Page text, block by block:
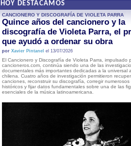
HOY DESTACAMOS
CANCIONERO Y DISCOGRAFÍA DE VIOLETA PARRA
Quince años del cancionero y la
discografía de Violeta Parra, el
que ayudó a ordenar su obra
por Xavier Pintanel el 13/07/2026
El Cancionero y Discografía de Violeta Parra, impulsado
cancioneros.com, continúa siendo una de las
documentales más importantes dedicadas a la universal
chilena. Cuatro años de investigación permitieron
canciones, reconstruir su discografía, corregir numerosos
históricos y fijar datos fundamentales sobre una de las
esenciales de la música latinoamericana.